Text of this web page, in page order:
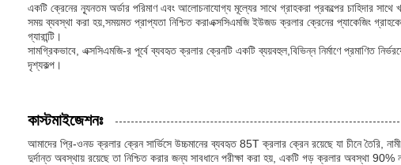
একটি ক্রেনের ন্যূনতম অর্ডার পরিমাণ এবং আলোচনাযোগ্য মূল্যের সাথে গ্রাহকরা প্রকল্পের চাহিদার
সময় ব্যবস্থা করা হয়,সময়মত প্রাপ্যতা নিশ্চিত করাএক্সসিএমজি ইউজড ক্রলার ক্রেনের প্যাকেজিং
গ্যারান্টি।
সামগ্রিকভাবে, এক্সসিএমজি-র পূর্বে ব্যবহৃত ক্রলার ক্রেনটি একটি ব্যয়বহুল,বিভিন্ন নির্মাণে প্রমাণিত
দৃশ্যকল্প।
কাস্টমাইজেশনঃ
আমাদের প্রি-ওনড ক্রলার ক্রেন সার্ভিসে উচ্চমানের ব্যবহৃত 85T ক্রলার ক্রেন রয়েছে যা চীনে তৈরি, নামী
দুর্দান্ত অবস্থায় রয়েছে তা নিশ্চিত করার জন্য সাবধানে পরীক্ষা করা হয়, একটি গড় ক্রলার অবস্থা 90%